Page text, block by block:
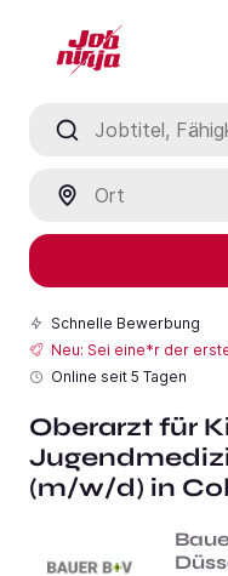
Schnelle Bewerbung
Neu: Sei eine*r der
Online seit 5 Tagen
Oberarzt für
(m/w/d) in